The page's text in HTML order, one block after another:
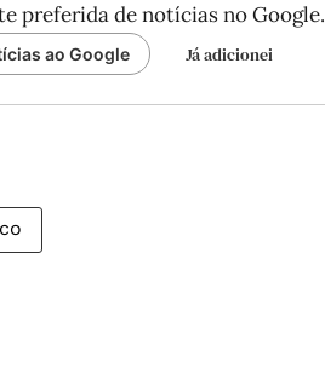
preferida de notícias no Google.
ao Google Já adicionei